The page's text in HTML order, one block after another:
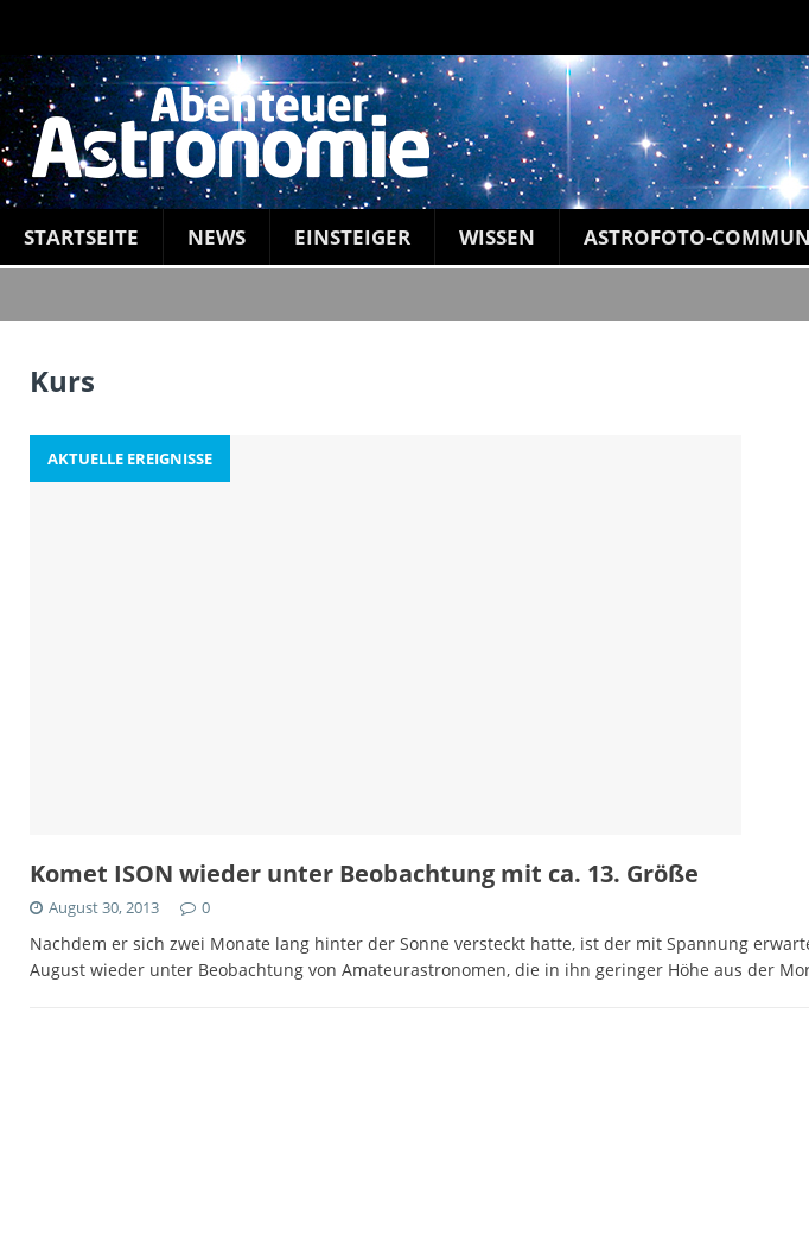
STARTSEITE NEWS EINSTEIGER WISSEN ASTROFOTO-
Kurs
AKTUELLE EREIGNISSE
Komet ISON wieder unter Beobachtung mit ca. 13. Größe
August 30, 2013 0
Nachdem er sich zwei Monate lang hinter der Sonne versteckt hatte, ist der mit Spannung
August wieder unter Beobachtung von Amateurastronomen, die in ihn geringer Höhe aus der